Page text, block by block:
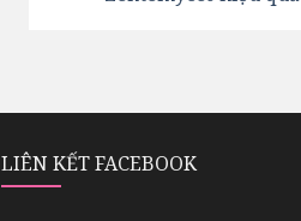
LIÊN KẾT FACEBOOK